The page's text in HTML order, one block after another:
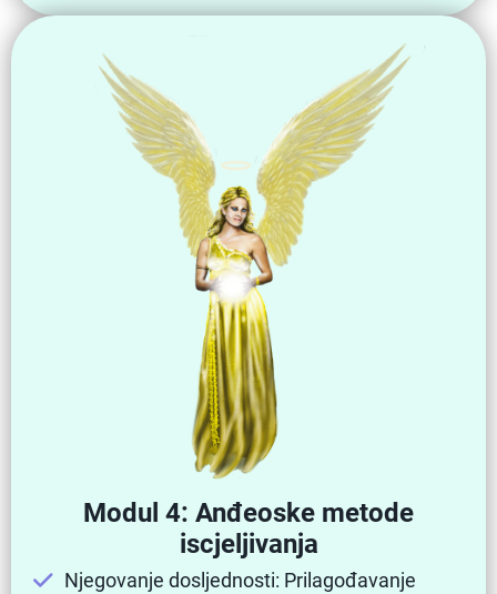
Modul 4: Anđeoske metode
iscjeljivanja
Njegovanje dosljednosti: Prilagođavanje